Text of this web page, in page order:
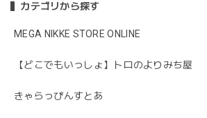
カテゴリから探す
MEGA NIKKE STORE ONLINE
【どこでもいっしょ】トロのよりみち屋
きゃらっぴんすとあ